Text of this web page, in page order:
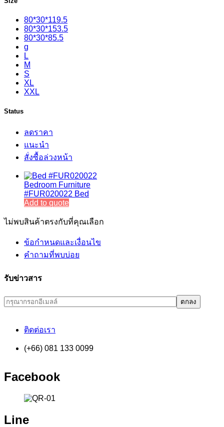
80*30*119.5
80*30*153.5
80*30*85.5
g
L
M
S
XL
XXL
Status
ลดราคา
แนะนำ
สั่งซื้อล่วงหน้า
Bedroom Furniture
#FUR020022 Bed
Add to quote
ไม่พบสินค้าตรงกับที่คุณเลือก
ข้อกำหนดและเงื่อนไข
คำถามที่พบบ่อย
รับข่าวสาร
ติดต่อเรา
(+66) 081 133 0099
Facebook
Line